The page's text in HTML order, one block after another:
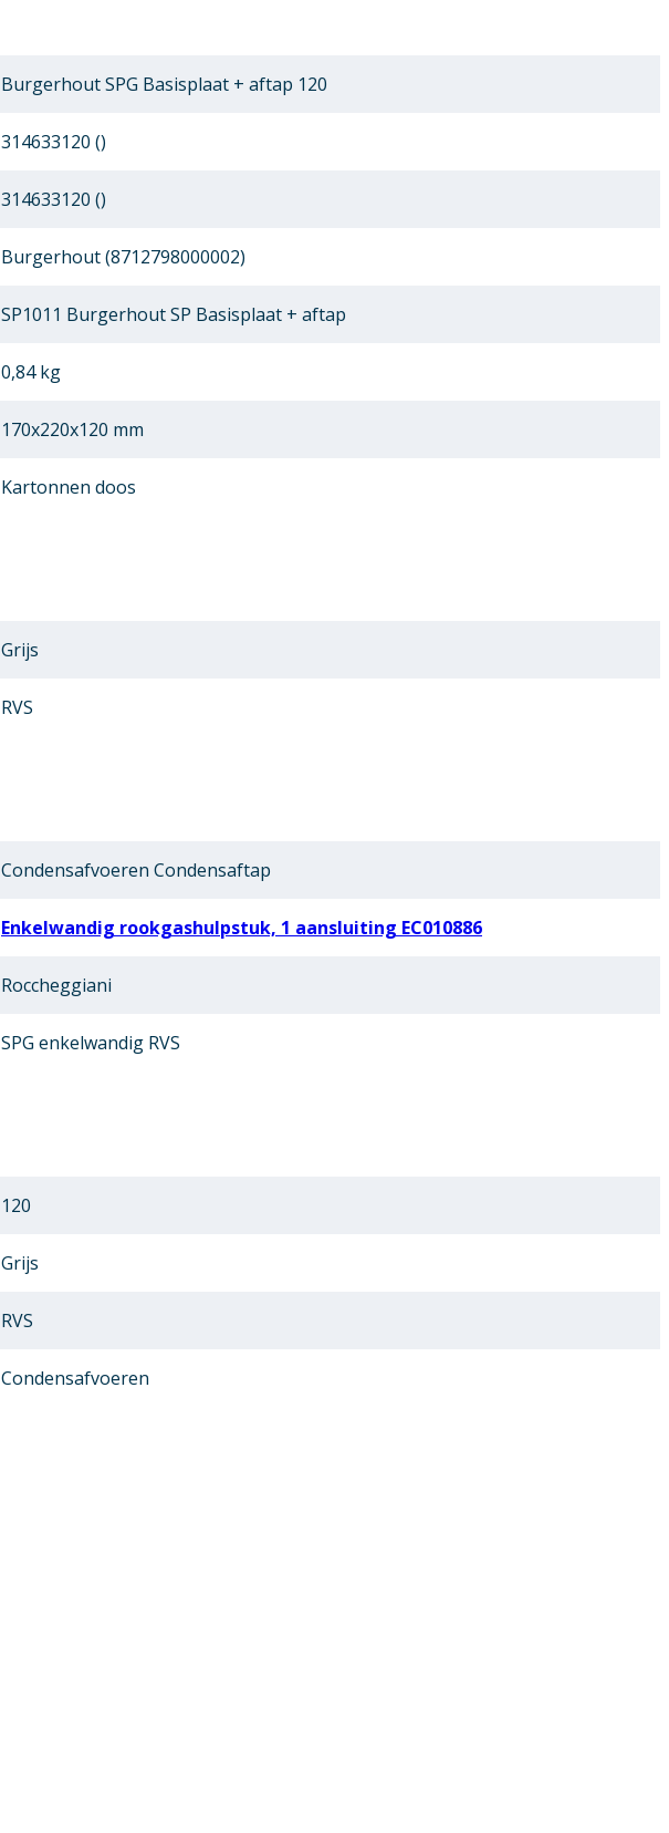
Burgerhout SPG Basisplaat + aftap 120
314633120 ()
314633120 ()
Burgerhout (8712798000002)
SP1011 Burgerhout SP Basisplaat + aftap
0,84 kg
170x220x120 mm
Kartonnen doos
Grijs
RVS
Condensafvoeren Condensaftap
Enkelwandig rookgashulpstuk, 1 aansluiting EC010886
Roccheggiani
SPG enkelwandig RVS
120
Grijs
RVS
Condensafvoeren